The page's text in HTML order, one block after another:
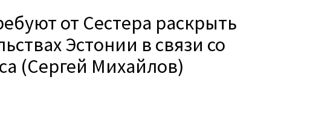
от Сестера раскрыть
Эстонии в связи со
(Сергей Михайлов)